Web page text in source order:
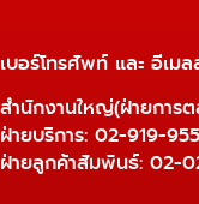
เบอร์โทรศัพท์ และ อีเมล
สำนักงานใหญ่(ฝ่ายการต
ฝ่ายบริการ: 02-919-
ฝ่ายลูกค้าสัมพันธ์: 02-